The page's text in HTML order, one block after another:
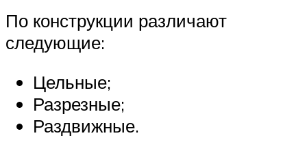
По конструкции различают
следующие:
Цельные;
Разрезные;
Раздвижные.